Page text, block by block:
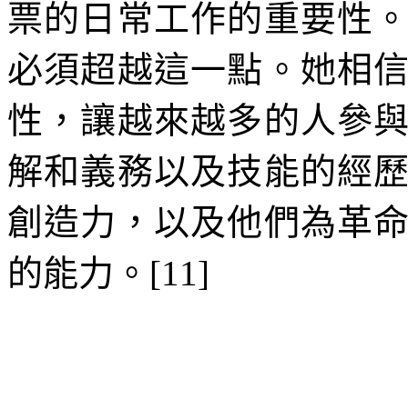
票的日常工作的重要性
必須超越這一點。她相
性，讓越來越多的人參
解和義務以及技能的經
創造力，以及他們為革
的能力。 [11]